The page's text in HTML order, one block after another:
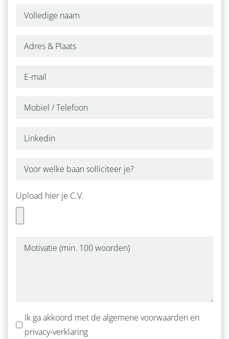
ONZE WERKWIJZE
Upload hier je C.V.
Ik ga akkoord met de algemene voorwaarden en
privacy-verklaring